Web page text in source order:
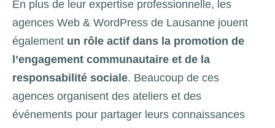
En plus de leur expertise professionnelle, les
agences Web & WordPress de Lausanne jouent
également un rôle actif dans la promotion de
l’engagement communautaire et de la
responsabilité sociale. Beaucoup de ces
agences organisent des ateliers et des
événements pour partager leurs connaissances